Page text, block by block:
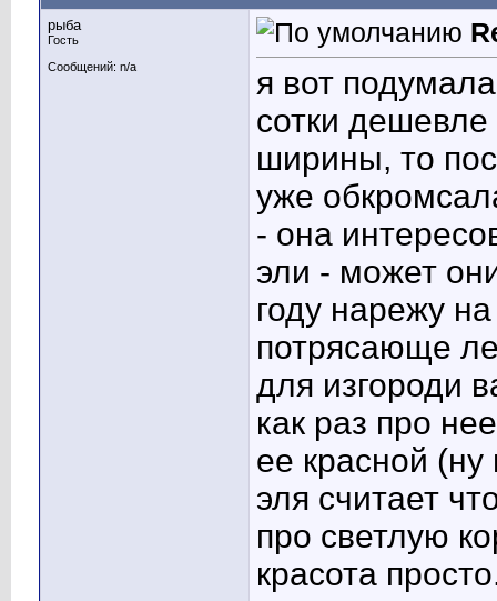
рыба
Гость
Сообщений: n/a
я вот
сотки
ширины, то
уже
- она
эли - может
году нарежу
потрясающе
для изгороди
как раз про
ее красной (ну
эля считает
про светлую
красота